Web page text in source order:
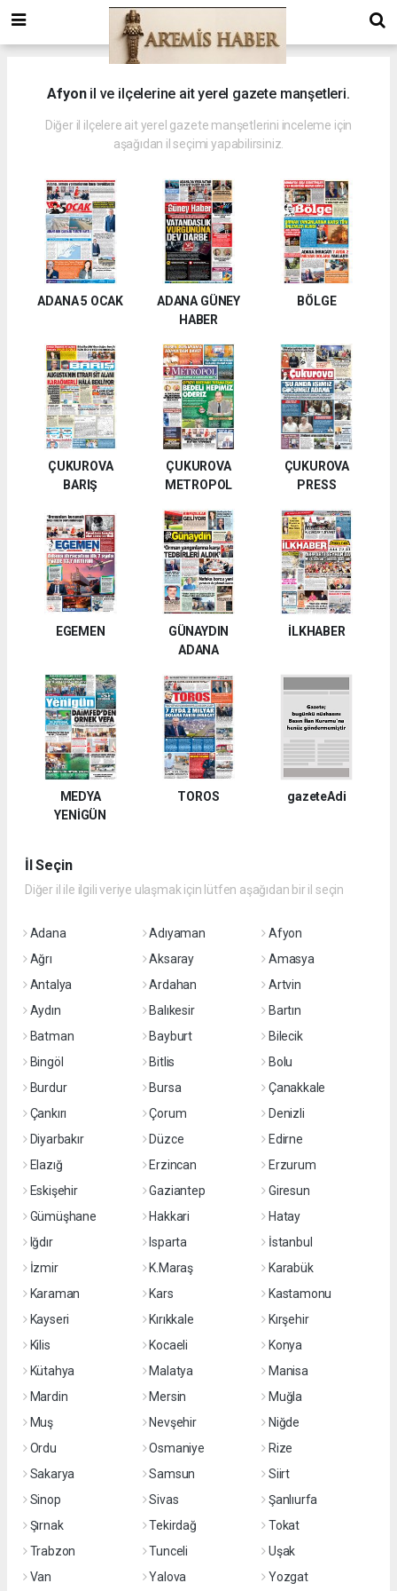
Afyonil ve ilçelerine ait yerel gazete manşetleri.
Diğer il ilçelere ait yerel gazete manşetlerini inceleme için
aşağıdan il seçimi yapabilirsiniz.
ADANA 5 OCAK
ADANA GÜNEY
HABER
BÖLGE
ÇUKUROVA
BARIŞ
ÇUKUROVA
METROPOL
ÇUKUROVA
PRESS
EGEMEN
GÜNAYDIN
ADANA
İLKHABER
MEDYA
YENİGÜN
TOROS gazeteAdi
İl Seçin
Diğer il ile ilgili veriye ulaşmak için lütfen aşağıdan bir il seçin
Adana Adıyaman
Afyon
Ağrı
Aksaray
Amasya
Antalya
Ardahan
Artvin
Aydın
Balıkesir
Bartın
Batman
Bayburt
Bilecik
Bingöl
Bitlis
Bolu
Burdur
Bursa
Çanakkale
Çankırı
Çorum
Denizli
Diyarbakır
Düzce
Edirne
Elazığ
Erzincan
Erzurum
Eskişehir
Gaziantep
Giresun
Gümüşhane
Hakkari
Hatay
Iğdır
Isparta
İstanbul
İzmir
K.Maraş
Karabük
Karaman
Kars
Kastamonu
Kayseri
Kırıkkale
Kırşehir
Kilis
Kocaeli
Konya
Kütahya
Malatya
Manisa
Mardin
Mersin
Muğla
Muş
Nevşehir
Niğde
Ordu
Osmaniye
Rize
Sakarya
Samsun
Siirt
Sinop
Sivas
Şanlıurfa
Şırnak
Tekirdağ
Tokat
Trabzon
Tunceli
Uşak
Van
Yalova Yozgat